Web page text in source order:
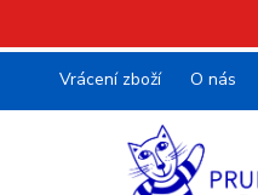
Vrácení zboží O nás